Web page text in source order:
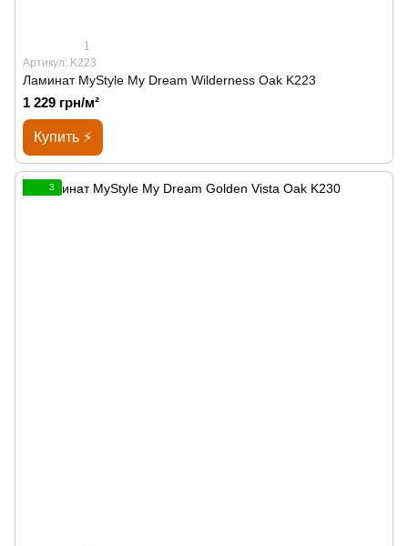
1
Артикул: K223
Ламинат MyStyle My Dream Wilderness Oak K223
1 229 грн/м²
Купить ⚡
3